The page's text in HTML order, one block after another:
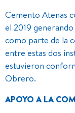
Cemento Atenas
el 2019
como parte de la
entre estas dos
estuvieron
Obrero.
APOYO A LA